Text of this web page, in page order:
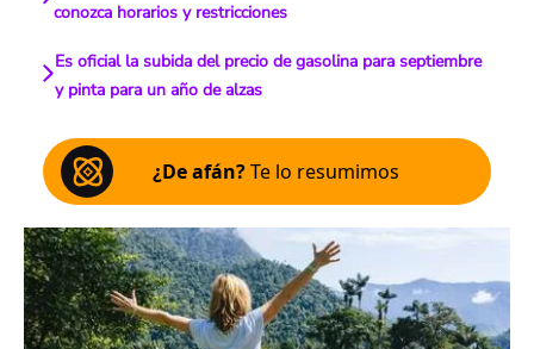
conozca horarios y restricciones
Es oficial la subida del precio de gasolina para septiembre
y pinta para un año de alzas
¿De afán?Te lo resumimos